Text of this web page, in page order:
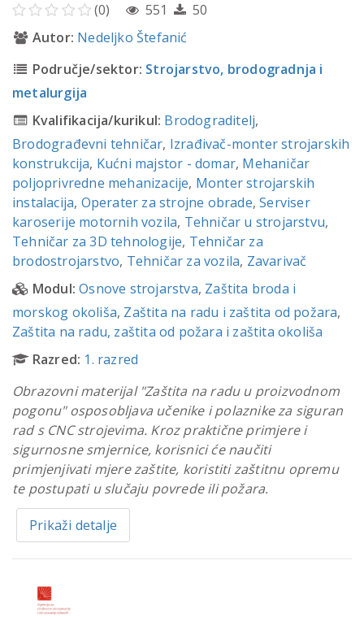
(0) 551
50
Autor: Nedeljko Štefanić
Područje/sektor: Strojarstvo, brodogradnja i
metalurgija
Kvalifikacija/kurikul: Brodograditelj,
Brodograđevni tehničar, Izrađivač-monter strojarskih
konstrukcija, Kućni majstor - domar, Mehaničar
poljoprivredne mehanizacije, Monter strojarskih
instalacija, Operater za strojne obrade,Serviser
karoserije motornih vozila, Tehničar u strojarstvu,
Tehničar za 3D tehnologije, Tehničar za
brodostrojarstvo, Tehničar za vozila, Zavarivač
Modul: Osnove strojarstva, Zaštita broda i
morskog okoliša, Zaštita na radu i zaštita od požara,
Zaštita na radu, zaštita od požara i zaštita okoliša
Razred: 1. razred
Obrazovni materijal "Zaštita na radu u proizvodnom
pogonu" osposobljava učenike i polaznike za siguran
rad s CNC strojevima. Kroz praktične primjere i
sigurnosne smjernice, korisnici će naučiti
primjenjivati mjere zaštite, koristiti zaštitnu opremu
te postupati u slučaju povrede ili požara.
Prikaži detalje